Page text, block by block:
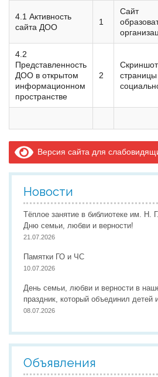
Противодействие коррупции
Реализация соц заказа
Напишите нам
4.1 Активность
сайта ДОО
1
Сайт
4.2
Представленность
ДОО в открытом
информационном
пространстве
2
Скриншот
Версия сайта для
Новости
Тёплое занятие в библиотеке им. Н.
Дню семьи, любви и верности!
21.07.2026
Памятки ГО и ЧС
10.07.2026
День семьи, любви и верности в
праздник, который объединил детей
08.07.2026
Объявления